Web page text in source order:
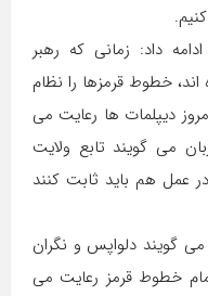
داد: زمانی که رهبر
خطوط قرمزها را نظام
دیپلمات ها رعایت می
می گویند تابع ولایت
عمل هم باید ثابت کنند
گویند دلواپس و نگران
خطوط قرمز رعایت می